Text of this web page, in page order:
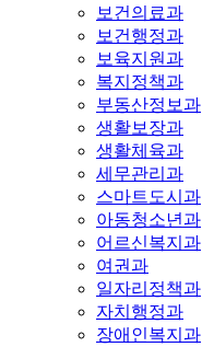
보건의료과
보건행정과
보육지원과
복지정책과
부동산정보과
생활보장과
생활체육과
세무관리과
스마트도시과
아동청소년과
어르신복지과
여권과
일자리정책과
자치행정과
장애인복지과